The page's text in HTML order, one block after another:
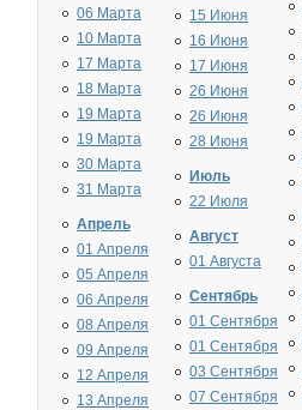
06 Марта
10 Марта
17 Марта
18 Марта
19 Марта
19 Марта
30 Марта
31 Марта
Апрель
01 Апреля
05 Апреля
06 Апреля
08 Апреля
09 Апреля
12 Апреля
13 Апреля
15 Июня
16 Июня
17 Июня
26 Июня
26 Июня
28 Июня
Июль
22 Июля
Август
01 Августа
Сентябрь
01 Сентября
01 Сентября
03 Сентября
07 Сентября